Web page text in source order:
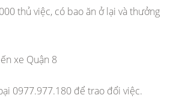
thủ việc, có bao ăn ở lại và thưởng
xe Quận 8
0977.977.180 để trao đổi việc.